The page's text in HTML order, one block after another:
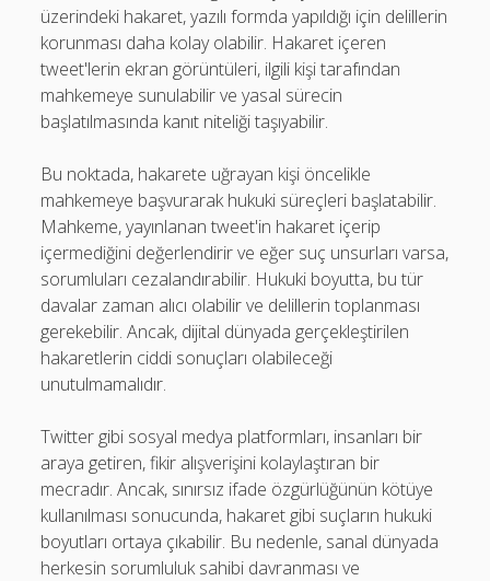
üzerindeki hakaret, yazılı formda yapıldığı için delillerin
korunması daha kolay olabilir. Hakaret içeren
tweet'lerin ekran görüntüleri, ilgili kişi tarafından
mahkemeye sunulabilir ve yasal sürecin
başlatılmasında kanıt niteliği taşıyabilir.
Bu noktada, hakarete uğrayan kişi öncelikle
mahkemeye başvurarak hukuki süreçleri başlatabilir.
Mahkeme, yayınlanan tweet'in hakaret içerip
içermediğini değerlendirir ve eğer suç unsurları varsa,
sorumluları cezalandırabilir. Hukuki boyutta, bu tür
davalar zaman alıcı olabilir ve delillerin toplanması
gerekebilir. Ancak, dijital dünyada gerçekleştirilen
hakaretlerin ciddi sonuçları olabileceği
unutulmamalıdır.
Twitter gibi sosyal medya platformları, insanları bir
araya getiren, fikir alışverişini kolaylaştıran bir
mecradır. Ancak, sınırsız ifade özgürlüğünün kötüye
kullanılması sonucunda, hakaret gibi suçların hukuki
boyutları ortaya çıkabilir. Bu nedenle, sanal dünyada
herkesin sorumluluk sahibi davranması ve